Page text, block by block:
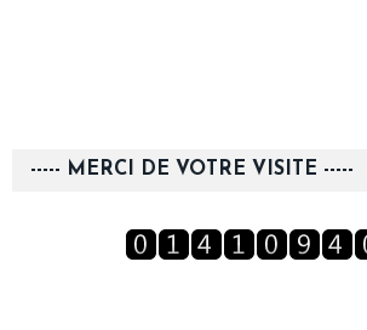
----- MERCI DE VOTRE VISITE -----